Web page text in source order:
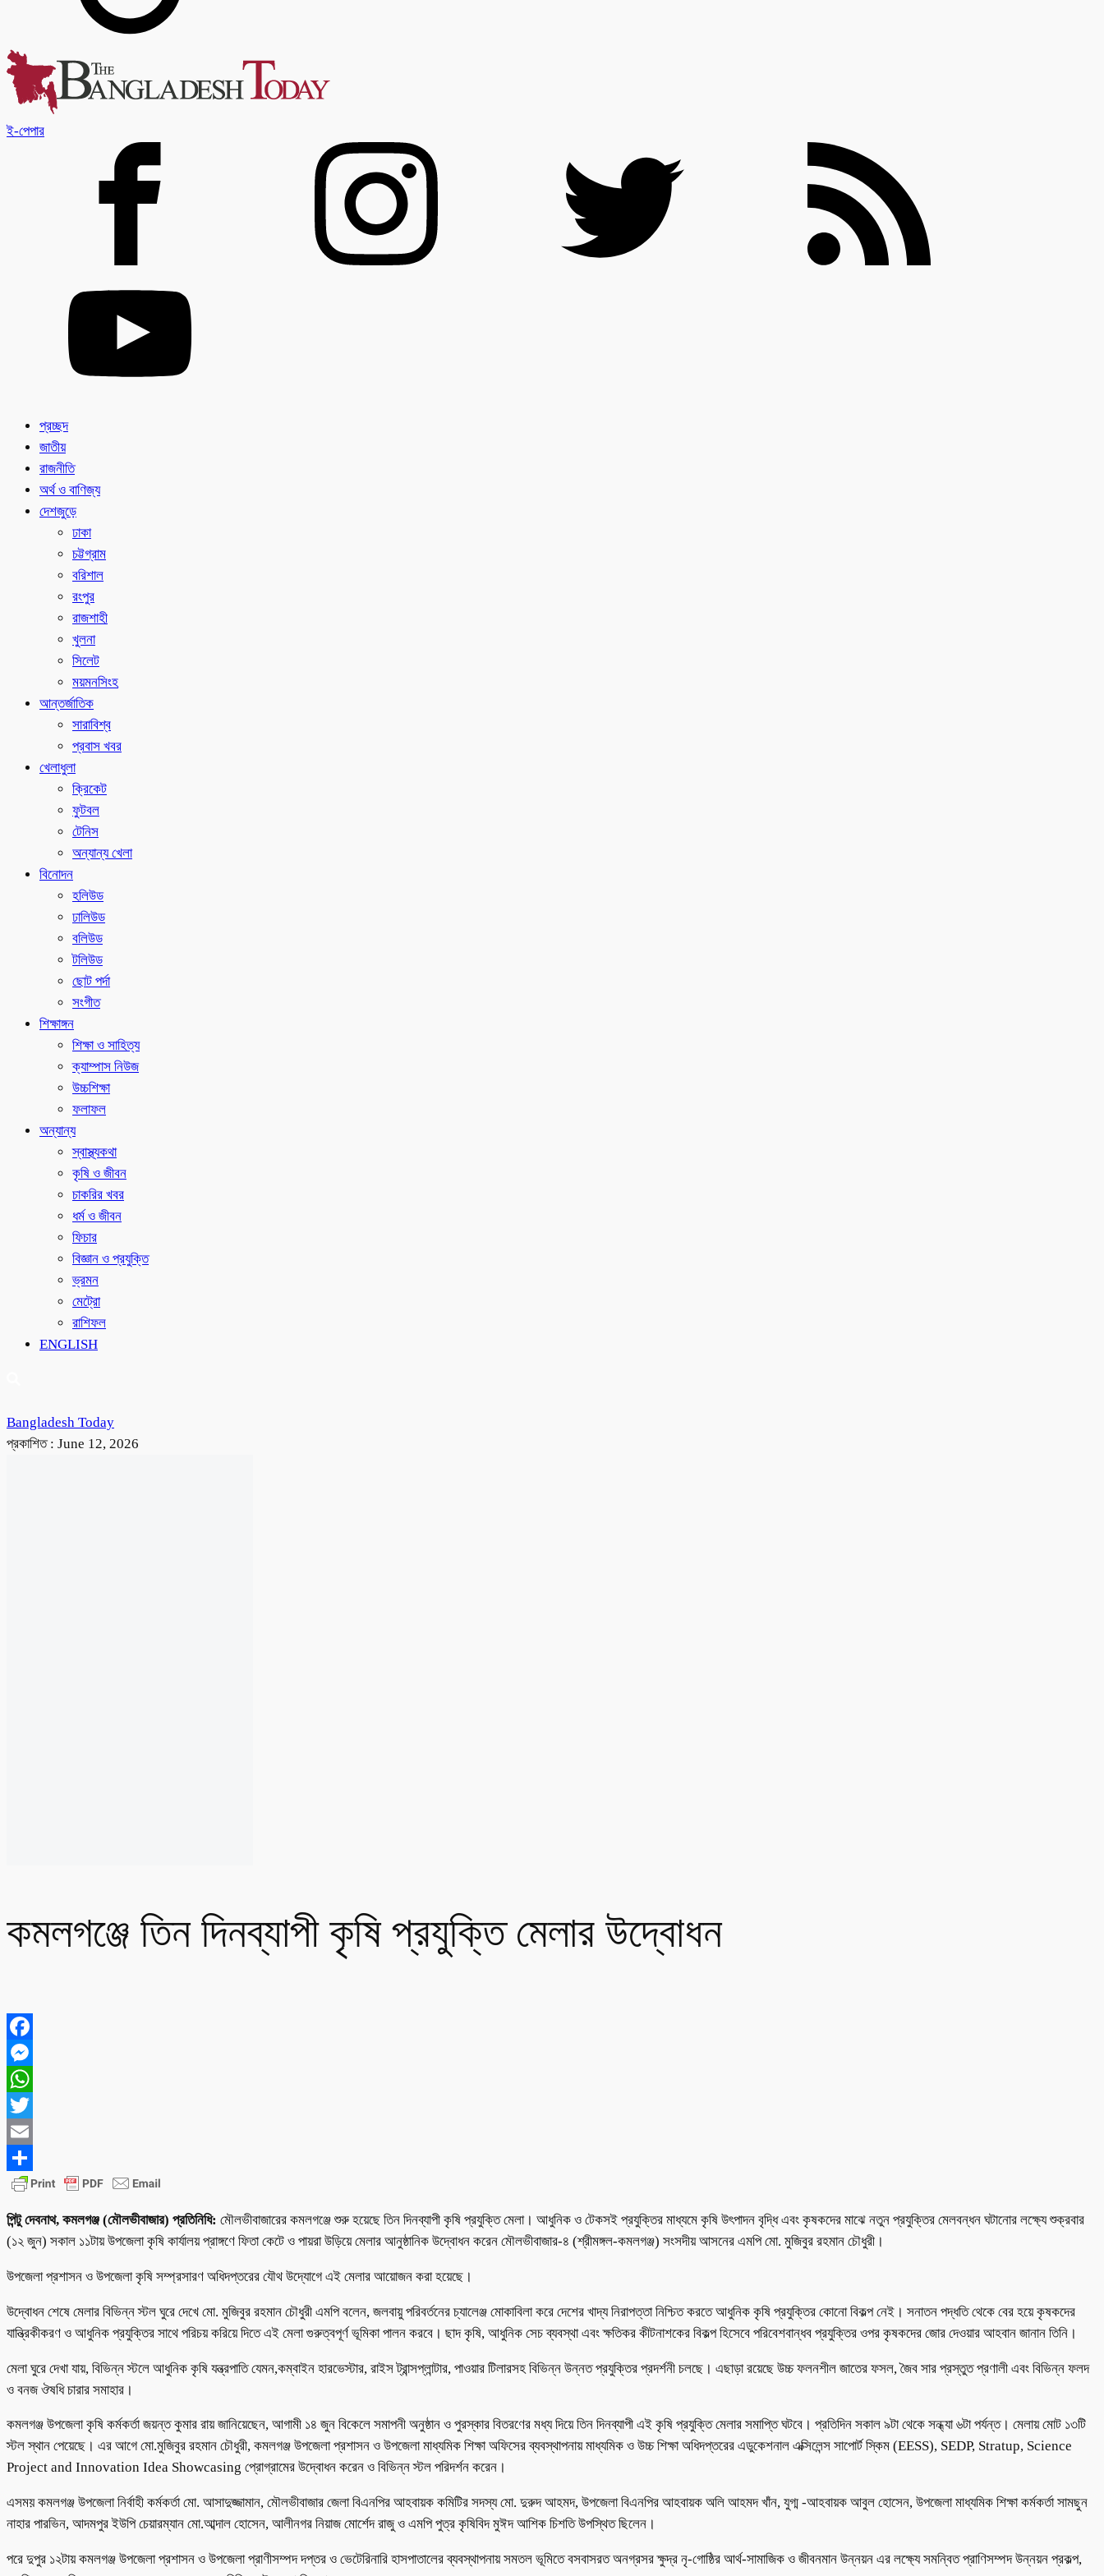
ই-পেপার
প্রচ্ছদ
জাতীয়
রাজনীতি
অর্থ ও বাণিজ্য
দেশজুড়ে
ঢাকা
চট্টগ্রাম
বরিশাল
রংপুর
রাজশাহী
খুলনা
সিলেট
ময়মনসিংহ
আন্তর্জাতিক
সারাবিশ্ব
প্রবাস খবর
খেলাধুলা
ক্রিকেট
ফুটবল
টেনিস
অন্যান্য খেলা
বিনোদন
হলিউড
ঢালিউড
বলিউড
টলিউড
ছোট পর্দা
সংগীত
শিক্ষাঙ্গন
শিক্ষা ও সাহিত্য
ক্যাম্পাস নিউজ
উচ্চশিক্ষা
ফলাফল
অন্যান্য
স্বাস্থ্যকথা
কৃষি ও জীবন
চাকরির খবর
ধর্ম ও জীবন
ফিচার
বিজ্ঞান ও প্রযুক্তি
ভ্রমন
মেট্রো
রাশিফল
ENGLISH
Bangladesh Today
প্রকাশিত : June 12, 2026
কমলগঞ্জে তিন দিনব্যাপী কৃষি প্রযুক্তি মেলার উদ্বোধন
Facebook
Messenger
WhatsApp
Twitter
Email
Share
পিন্টু দেবনাথ, কমলগঞ্জ (মৌলভীবাজার) প্রতিনিধি: মৌলভীবাজারের কমলগঞ্জে শুরু হয়েছে তিন দিনব্যাপী কৃষি প্রযুক্তি মেলা। আধুনিক ও টেকসই প্রযুক্তির মাধ্যমে কৃষি উৎপাদন বৃদ্ধি এবং কৃষকদের মাঝে নতুন প্রযুক্তির মেলবন্ধন ঘটানোর লক্ষ্যে শুক্রবার
(১২ জুন) সকাল ১১টায় উপজেলা কৃষি কার্যালয় প্রাঙ্গণে ফিতা কেটে ও পায়রা উড়িয়ে মেলার আনুষ্ঠানিক উদ্বোধন করেন মৌলভীবাজার-৪ (শ্রীমঙ্গল-কমলগঞ্জ) সংসদীয় আসনের এমপি মো. মুজিবুর রহমান চৌধুরী।
উপজেলা প্রশাসন ও উপজেলা কৃষি সম্প্রসারণ অধিদপ্তরের যৌথ উদ্যোগে এই মেলার আয়োজন করা হয়েছে।
উদ্বোধন শেষে মেলার বিভিন্ন স্টল ঘুরে দেখে মো. মুজিবুর রহমান চৌধুরী এমপি বলেন, জলবায়ু পরিবর্তনের চ্যালেঞ্জ মোকাবিলা করে দেশের খাদ্য নিরাপত্তা নিশ্চিত করতে আধুনিক কৃষি প্রযুক্তির কোনো বিকল্প নেই। সনাতন পদ্ধতি থেকে বের হয়ে কৃষকদের
যান্ত্রিকীকরণ ও আধুনিক প্রযুক্তির সাথে পরিচয় করিয়ে দিতে এই মেলা গুরুত্বপূর্ণ ভূমিকা পালন করবে। ছাদ কৃষি, আধুনিক সেচ ব্যবস্থা এবং ক্ষতিকর কীটনাশকের বিকল্প হিসেবে পরিবেশবান্ধব প্রযুক্তির ওপর কৃষকদের জোর দেওয়ার আহবান জানান তিনি।
মেলা ঘুরে দেখা যায়, বিভিন্ন স্টলে আধুনিক কৃষি যন্ত্রপাতি যেমন,কম্বাইন হারভেস্টার, রাইস ট্রান্সপ্লান্টার, পাওয়ার টিলারসহ বিভিন্ন উন্নত প্রযুক্তির প্রদর্শনী চলছে। এছাড়া রয়েছে উচ্চ ফলনশীল জাতের ফসল, জৈব সার প্রস্তুত প্রণালী এবং বিভিন্ন ফলদ
ও বনজ ঔষধি চারার সমাহার।
কমলগঞ্জ উপজেলা কৃষি কর্মকর্তা জয়ন্ত কুমার রায় জানিয়েছেন, আগামী ১৪ জুন বিকেলে সমাপনী অনুষ্ঠান ও পুরস্কার বিতরণের মধ্য দিয়ে তিন দিনব্যাপী এই কৃষি প্রযুক্তি মেলার সমাপ্তি ঘটবে। প্রতিদিন সকাল ৯টা থেকে সন্ধ্যা ৬টা পর্যন্ত। মেলায় মোট ১৩টি
স্টল স্থান পেয়েছে। এর আগে মো.মুজিবুর রহমান চৌধুরী, কমলগঞ্জ উপজেলা প্রশাসন ও উপজেলা মাধ্যমিক শিক্ষা অফিসের ব্যবস্থাপনায় মাধ্যমিক ও উচ্চ শিক্ষা অধিদপ্তরের এডুকেশনাল এক্সিলেন্স সাপোর্ট স্কিম (EESS), SEDP, Stratup, Science
Project and Innovation Idea Showcasing প্রোগ্রামের উদ্বোধন করেন ও বিভিন্ন স্টল পরিদর্শন করেন।
এসময় কমলগঞ্জ উপজেলা নির্বাহী কর্মকর্তা মো. আসাদুজ্জামান, মৌলভীবাজার জেলা বিএনপির আহবায়ক কমিটির সদস্য মো. দুরুদ আহমদ, উপজেলা বিএনপির আহবায়ক অলি আহমদ খাঁন, যুগ্ম -আহবায়ক আবুল হোসেন, উপজেলা মাধ্যমিক শিক্ষা কর্মকর্তা সামছুন
নাহার পারভিন, আদমপুর ইউপি চেয়ারম্যান মো.আব্দাল হোসেন, আলীনগর নিয়াজ মোর্শেদ রাজু ও এমপি পুত্র কৃষিবিদ মুঈদ আশিক চিশতি উপস্থিত ছিলেন।
পরে দুপুর ১২টায় কমলগঞ্জ উপজেলা প্রশাসন ও উপজেলা প্রাণীসম্পদ দপ্তর ও ভেটেরিনারি হাসপাতালের ব্যবস্থাপনায় সমতল ভূমিতে বসবাসরত অনগ্রসর ক্ষুদ্র নৃ-গোষ্ঠির আর্থ-সামাজিক ও জীবনমান উন্নয়ন এর লক্ষ্যে সমন্বিত প্রাণিসম্পদ উন্নয়ন প্রকল্প,